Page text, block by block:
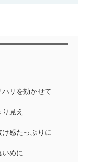
リを効かせて
見え
感たっぷりに
めに